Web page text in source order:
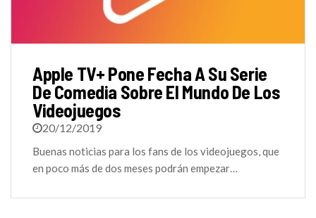
Apple TV+ Pone Fecha A Su Serie
De Comedia Sobre El Mundo De Los
Videojuegos
20/12/2019
Buenas noticias para los fans de los videojuegos, que
en poco más de dos meses podrán empezar…